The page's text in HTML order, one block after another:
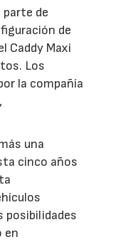
parte de
de
Caddy Maxi
Los
la compañía
una
cinco años
posibilidades
en